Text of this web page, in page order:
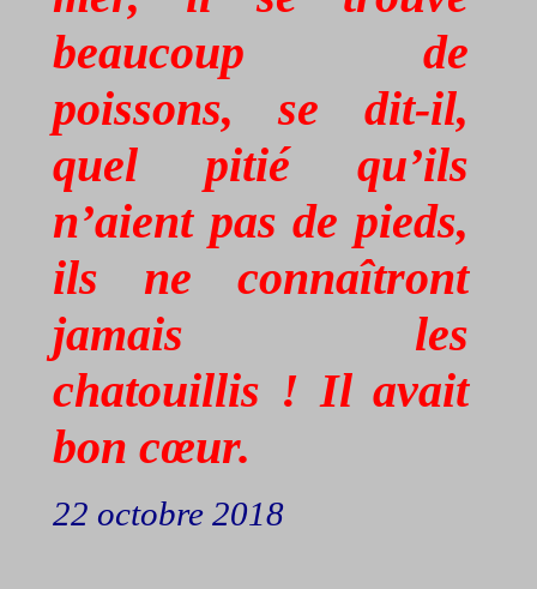
beaucoup de
poissons, se dit-il,
quel pitié qu’ils
n’aient pas de pieds,
ils ne connaîtront
jamais les
chatouillis ! Il avait
bon cœur.
22 octobre 2018